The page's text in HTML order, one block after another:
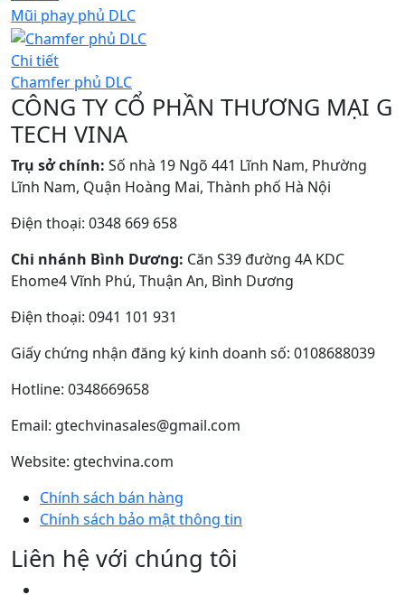
Mũi phay phủ DLC
Chi tiết
Chamfer phủ DLC
CÔNG TY CỔ PHẦN THƯƠNG MẠI G
TECH VINA
Trụ sở chính: Số nhà 19 Ngõ 441 Lĩnh Nam, Phường
Lĩnh Nam, Quận Hoàng Mai, Thành phố Hà Nội
Điện thoại: 0348 669 658
Chi nhánh Bình Dương: Căn S39 đường 4A KDC
Ehome4 Vĩnh Phú, Thuận An, Bình Dương
Điện thoại: 0941 101 931
Giấy chứng nhận đăng ký kinh doanh số: 0108688039
Hotline: 0348669658
Email: gtechvinasales@gmail.com
Website: gtechvina.com
Chính sách bán hàng
Chính sách bảo mật thông tin
Liên hệ với chúng tôi